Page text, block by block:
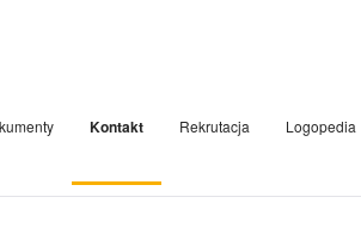
Kontakt Rekrutacja Logopedia